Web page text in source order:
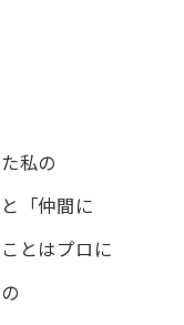
私の​
「仲間に​
とは​プロに​